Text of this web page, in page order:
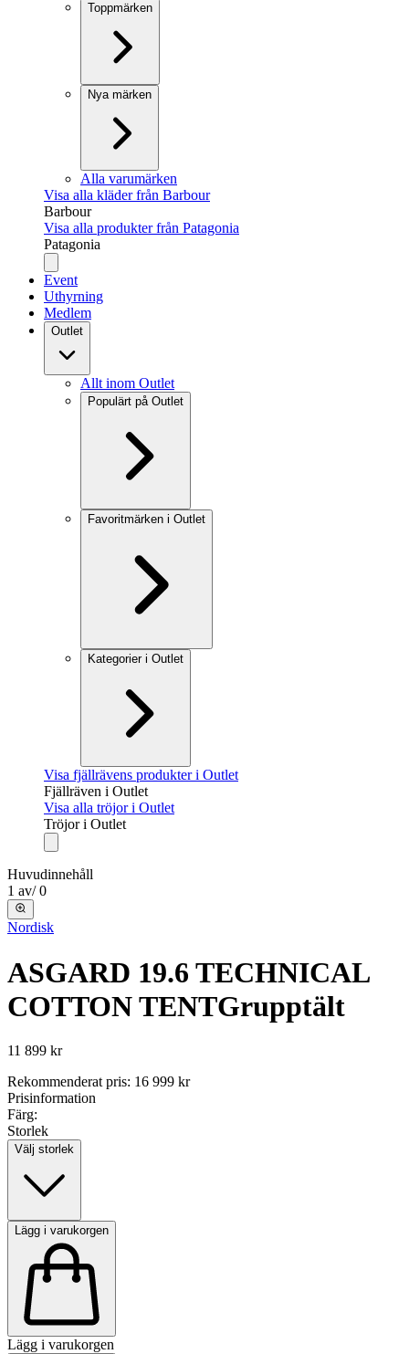
Toppmärken
Nya märken
Alla varumärken
Visa alla kläder från Barbour
Barbour
Visa alla produkter från Patagonia
Patagonia
Event
Uthyrning
Medlem
Outlet
Allt inom Outlet
Populärt på Outlet
Favoritmärken i Outlet
Kategorier i Outlet
Visa fjällrävens produkter i Outlet
Fjällräven i Outlet
Visa alla tröjor i Outlet
Tröjor i Outlet
Huvudinnehåll
1 av/ 0
Nordisk
ASGARD 19.6 TECHNICAL
COTTON TENTGrupptält
11 899 kr
Rekommenderat pris: 16 999 kr
Prisinformation
Färg:
Storlek
Välj storlek
Lägg i varukorgen
Lägg i varukorgen